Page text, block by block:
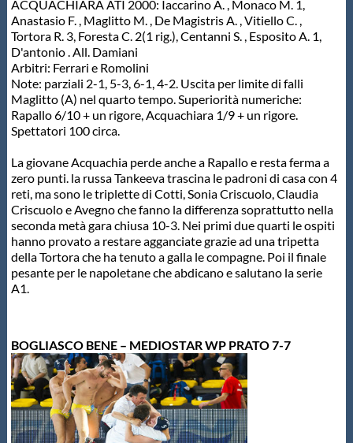
ACQUACHIARA ATI 2000: Iaccarino A. , Monaco M. 1,
Anastasio F. , Maglitto M. , De Magistris A. , Vitiello C. ,
Tortora R. 3, Foresta C. 2(1 rig.), Centanni S. , Esposito A. 1,
D'antonio . All. Damiani
Arbitri: Ferrari e Romolini
Note: parziali 2-1, 5-3, 6-1, 4-2. Uscita per limite di falli
Maglitto (A) nel quarto tempo. Superiorità numeriche:
Rapallo 6/10 + un rigore, Acquachiara 1/9 + un rigore.
Spettatori 100 circa.
La giovane Acquachia perde anche a Rapallo e resta ferma a
zero punti. la russa Tankeeva trascina le padroni di casa con 4
reti, ma sono le triplette di Cotti, Sonia Criscuolo, Claudia
Criscuolo e Avegno che fanno la differenza soprattutto nella
seconda metà gara chiusa 10-3. Nei primi due quarti le ospiti
hanno provato a restare agganciate grazie ad una tripetta
della Tortora che ha tenuto a galla le compagne. Poi il finale
pesante per le napoletane che abdicano e salutano la serie
A1.
BOGLIASCO BENE – MEDIOSTAR WP PRATO 7-7